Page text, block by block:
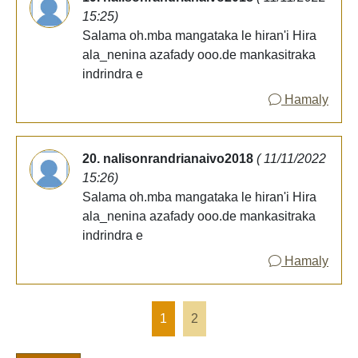
15:25)
Salama oh.mba mangataka le hiran'i Hira
ala_nenina azafady ooo.de mankasitraka
indrindra e
Hamaly
20. nalisonrandrianaivo2018 ( 11/11/2022
15:26)
Salama oh.mba mangataka le hiran'i Hira
ala_nenina azafady ooo.de mankasitraka
indrindra e
Hamaly
1 2